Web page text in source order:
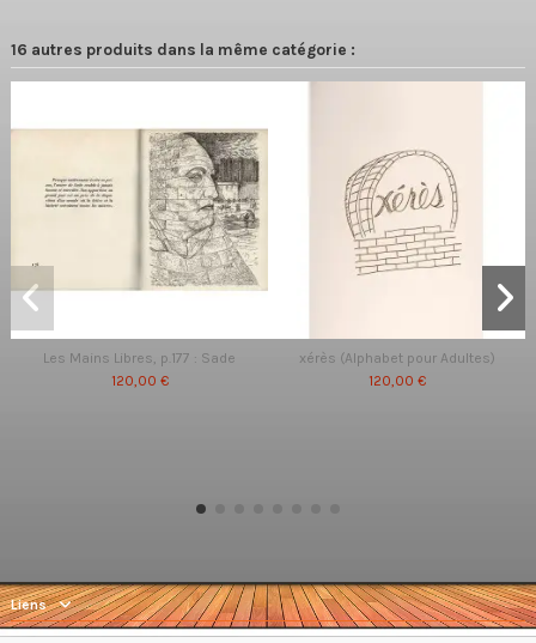
16 autres produits dans la même catégorie :
Les Mains Libres, p.177 : Sade
120,00 €
xérès (Alphabet pour Adultes)
120,00 €
Liens